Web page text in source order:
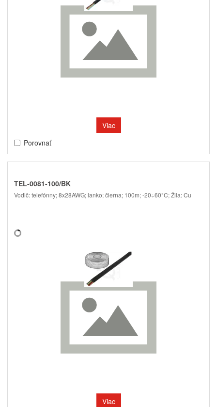
Viac
Porovnať
TEL-0081-100/BK
Vodič: telefónny; 8x28AWG; lanko; čierna; 100m; -20÷60°C; Žila: Cu
Viac